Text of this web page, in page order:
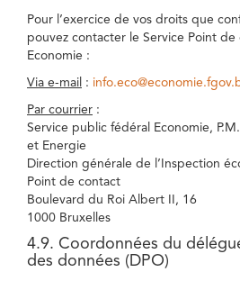
Pour l’exercice de vos droits que
pouvez contacter le Service Point de
Economie :
Via e-mail :
Par courrier :
Service public fédéral Economie,
et Energie
Direction générale de l’Inspection
Point de contact
Boulevard du Roi Albert II, 16
1000 Bruxelles
4.9. Coordonnées du
des données (DPO)